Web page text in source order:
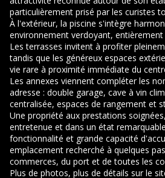
particulièrement prisé par les curistes
À l'extérieur, la piscine s'intègre
environnement verdoyant, entièrement
Les terrasses invitent à profiter
tandis que les généreux espaces
vie rare à proximité immédiate du
Les annexes viennent compléter les
adresse : double garage, cave à vin
centralisée, espaces de rangement et
Une propriété aux prestations
entretenue et dans un état
fonctionnalité et grande capacité
emplacement recherché à quelques
commerces, du port et de toutes les
Plus de photos, plus de détails sur le